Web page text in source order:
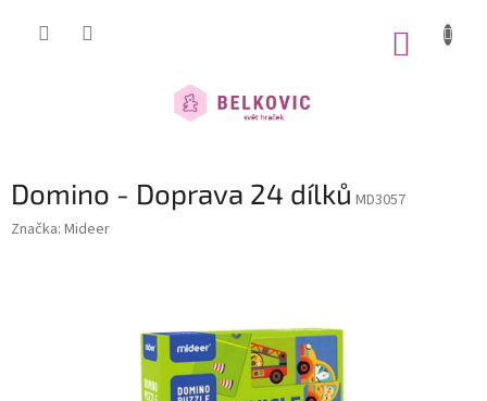
Domino - Doprava 24 dílků MD3057
Značka: Mideer